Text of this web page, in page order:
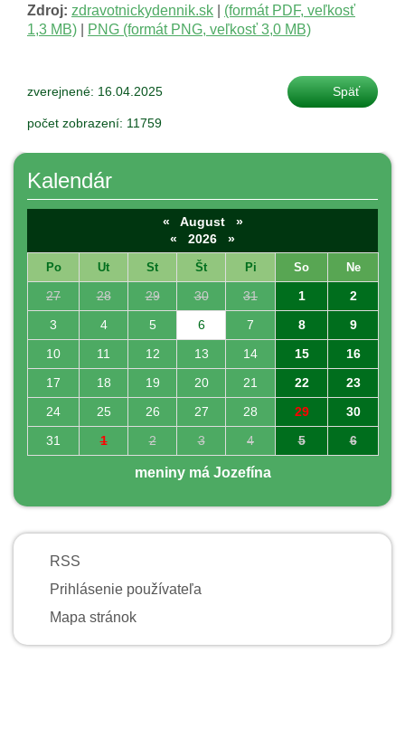
Kalendár
« August
»
«
2026 »
Po Ut St Št Pi So Ne
27 28 29 30 31 1
2
3
4 5 6 7 8
9
10
11 12 13 14 15
16
17
18 19 20 21 22
23
24
25 26 27 28 29
30
31
1 2 3 4 5 6
meniny má Jozefína
RSS
Prihlásenie používateľa
Mapa stránok
Zdroj: zdravotnickyden­nik.sk
(formát PDF, veľkosť
1,3 MB)
PNG (formát PNG, veľkosť 3,0 MB)
Späť
zverejnené: 16.04.2025
počet zobrazení: 11759